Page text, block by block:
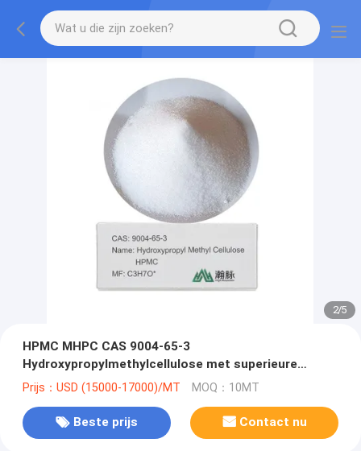
3/5
HPMC MHPC CAS 9004-65-3
Hydroxypropylmethylcellulose met superieure
veelzijdigheid en prestaties
Prijs：USD (15000-17000)/MT MOQ：10MT
Beste prijs Contact nu